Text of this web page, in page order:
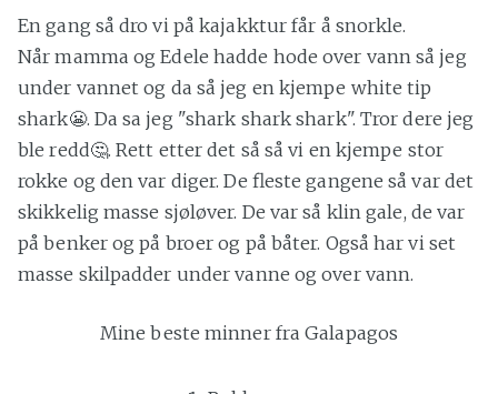
En gang så dro vi på kajakktur får å snorkle.
Når mamma og Edele hadde hode over vann så jeg
under vannet og da så jeg en kjempe white tip
shark😬. Da sa jeg "shark shark shark". Tror dere jeg
ble redd🤔. Rett etter det så så vi en kjempe stor
rokke og den var diger. De fleste gangene så var det
skikkelig masse sjøløver. De var så klin gale, de var
på benker og på broer og på båter. Også har vi set
masse skilpadder under vanne og over vann.
Mine beste minner fra Galapagos